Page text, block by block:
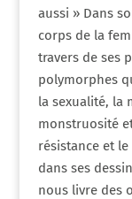
aussi » Dans
corps de la
travers de ses
polymorphes
la sexualité, la
monstruosité
résistance et
dans ses
nous livre des